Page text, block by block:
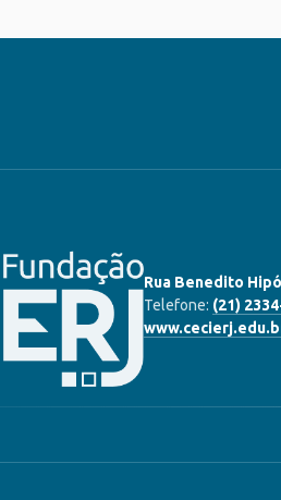
Rua Benedito
Telefone: (21)